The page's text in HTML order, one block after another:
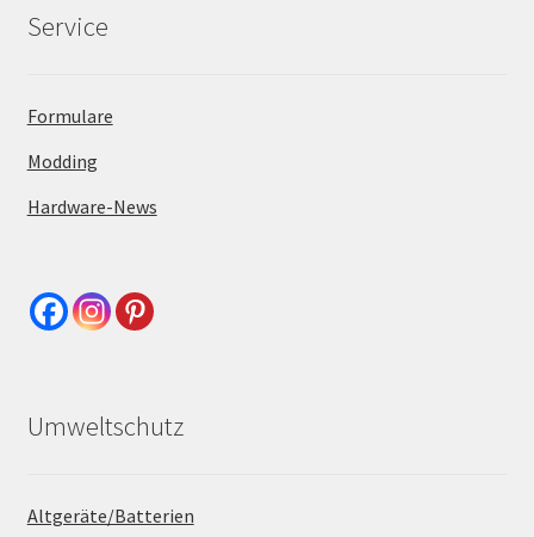
Service
Formulare
Modding
Hardware-News
Umweltschutz
Altgeräte/Batterien